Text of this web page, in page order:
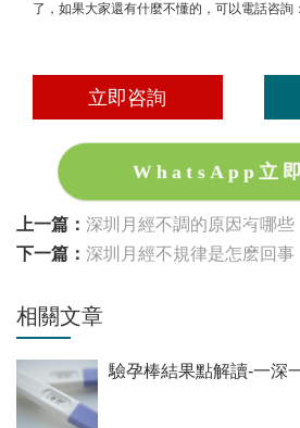
了，如果大家還有什麼不懂的，可以電話咨詢：
立即咨詢
WhatsApp立
上一篇： 深圳月經不調的原因有哪些
下一篇： 深圳月經不規律是怎麽回事
相關文章
驗孕棒結果點解讀-一深